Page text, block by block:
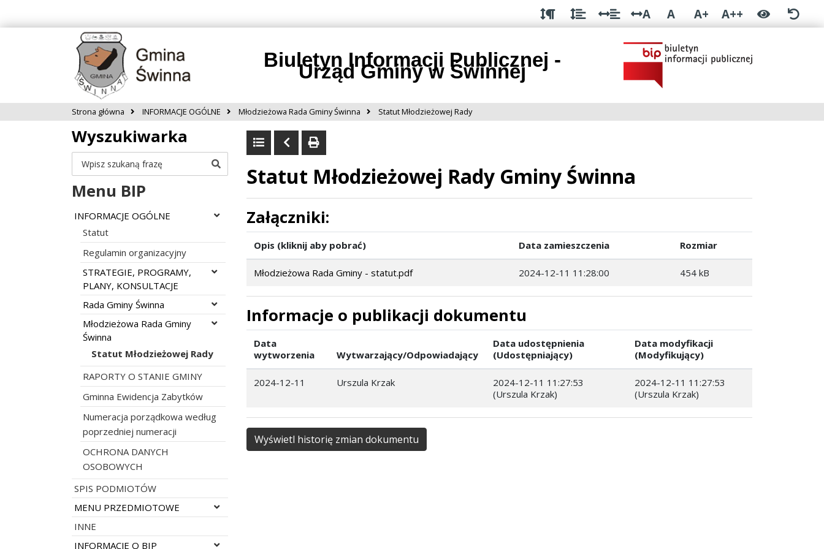
treści
A A A+ A++
Biuletyn Informacji Publicznej -
Urząd Gminy w Świnnej
Strona główna INFORMACJE OGÓLNE Młodzieżowa Rada Gminy Świnna Statut Młodzieżowej Rady
Wyszukiwarka
Szukaj
Menu BIP
Rozwiń menu
INFORMACJE OGÓLNE
Statut
Regulamin organizacyjny
Rozwiń menu
STRATEGIE, PROGRAMY,
PLANY, KONSULTACJE
Rozwiń menu
Rada Gminy Świnna
Rozwiń menu
Młodzieżowa Rada Gminy
Świnna
Statut Młodzieżowej Rady
RAPORTY O STANIE GMINY
Gminna Ewidencja Zabytków
Numeracja porządkowa według
poprzedniej numeracji
OCHRONA DANYCH
OSOBOWYCH
SPIS PODMIOTÓW
Rozwiń menu
MENU PRZEDMIOTOWE
INNE
Rozwiń menu
INFORMACJE O BIP
Statut Młodzieżowej Rady Gminy Świnna
Załączniki:
Opis (kliknij aby pobrać) Data zamieszczenia Rozmiar
Młodzieżowa Rada Gminy - statut.pdf 2024-12-11 11:28:00 454 kB
Informacje o publikacji dokumentu
Data
wytworzenia
Wytwarzający/Odpowiadający
Data udostępnienia
(Udostępniający)
Data modyfikacji
(Modyfikujący)
2024-12-11 Urszula Krzak
2024-12-11 11:27:53
(Urszula Krzak)
2024-12-11 11:27:53
(Urszula Krzak)
Wyświetl historię zmian dokumentu